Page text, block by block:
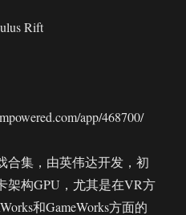
Rift
app/468700/
合集，由英伟达开发，初
架构GPU，尤其是在VR方
和GameWorks方面的